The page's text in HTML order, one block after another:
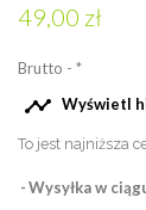
49,00 zł
Brutto *
 Wyświetl
To jest najniższa
Wysyłka w